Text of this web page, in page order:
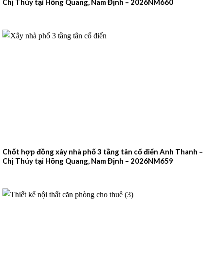
Chị Thúy tại Hồng Quang, Nam Định – 2026NM660
Chốt hợp đồng xây nhà phố 3 tầng tân cổ điển Anh Thanh –
Chị Thúy tại Hồng Quang, Nam Định – 2026NM659